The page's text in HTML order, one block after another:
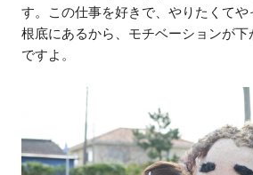
す。この仕事を好きで、やりたくて
根底にあるから、モチベーションが
ですよ。